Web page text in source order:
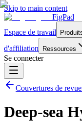
Skip to main content
FigPad
Espace de travail
d'affiliation
Ressources
Se connecter
Couvertures de
Deep-sea